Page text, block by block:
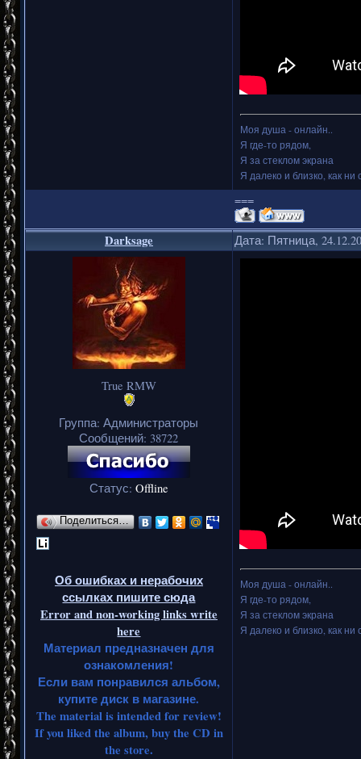
Моя душа - онлайн..
Я где-то рядом,
Я за стеклом экрана
Я далеко и близко, как ни
===
Darksage Дата: Пятница,
True RMW
Группа: Администраторы
Сообщений: 38722
Статус: Offline
Поделиться…
Об ошибках и нерабочих
ссылках пишите сюда
Error and non-working links write
here
Материал предназначен для
ознакомления!
Если вам понравился альбом,
купите диск в магазине.
The material is intended for review!
If you liked the album, buy the CD in
the store.
Моя душа - онлайн..
Я где-то рядом,
Я за стеклом экрана
Я далеко и близко, как ни